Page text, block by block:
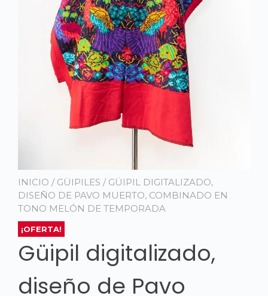
INICIO / GÜIPILES / GÜIPIL DIGITALIZADO,
DISEÑO DE PAVO MUERTO, COMBINADO EN
TONO MELÓN DE TEMPORADA
¡OFERTA!
Güipil digitalizado,
diseño de Pavo